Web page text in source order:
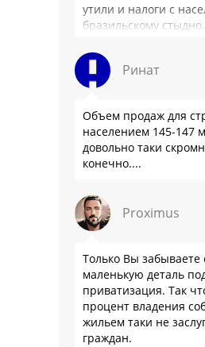
утили и налоги с
бразильскому
Ринат
Объем продаж для
населением 145-147
довольно таки
конечно....
Proximus
Только Вы забываете
маленькую деталь
приватизация. Так
процент владения
жильем таки не
граждан.